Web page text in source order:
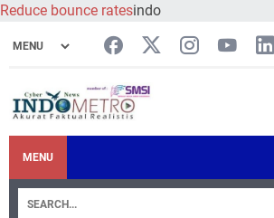
Reduce bounce ratesindo
MENU